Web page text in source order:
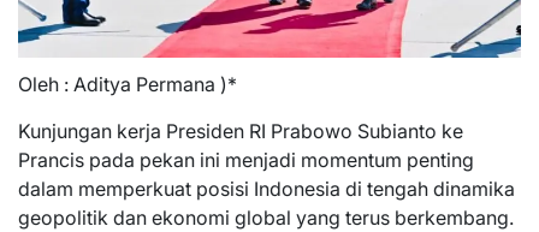
Oleh : Aditya Permana )*
Kunjungan kerja Presiden RI Prabowo Subianto ke
Prancis pada pekan ini menjadi momentum penting
dalam memperkuat posisi Indonesia di tengah dinamika
geopolitik dan ekonomi global yang terus berkembang.